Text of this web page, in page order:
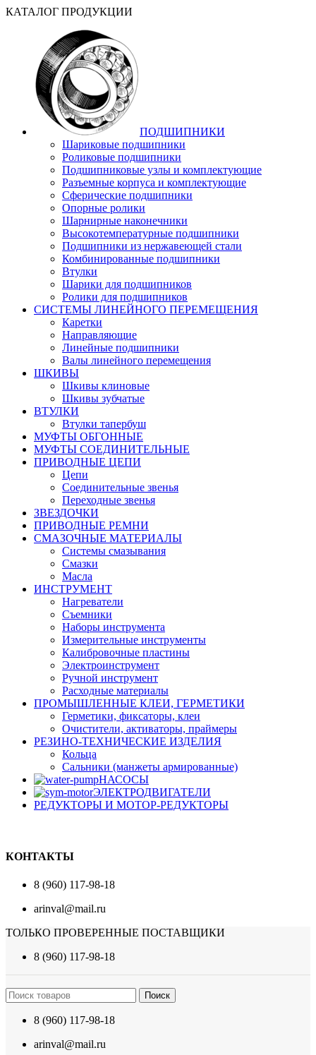
КАТАЛОГ ПРОДУКЦИИ
ПОДШИПНИКИ
Шариковые подшипники
Роликовые подшипники
Подшипниковые узлы и комплектующие
Разъемные корпуса и комплектующие
Сферические подшипники
Опорные ролики
Шарнирные наконечники
Высокотемпературные подшипники
Подшипники из нержавеющей стали
Комбинированные подшипники
Втулки
Шарики для подшипников
Ролики для подшипников
СИСТЕМЫ ЛИНЕЙНОГО ПЕРЕМЕЩЕНИЯ
Каретки
Направляющие
Линейные подшипники
Валы линейного перемещения
ШКИВЫ
Шкивы клиновые
Шкивы зубчатые
ВТУЛКИ
Втулки тапербуш
МУФТЫ ОБГОННЫЕ
МУФТЫ СОЕДИНИТЕЛЬНЫЕ
ПРИВОДНЫЕ ЦЕПИ
Цепи
Соединительные звенья
Переходные звенья
ЗВЕЗДОЧКИ
ПРИВОДНЫЕ РЕМНИ
СМАЗОЧНЫЕ МАТЕРИАЛЫ
Системы смазывания
Смазки
Масла
ИНСТРУМЕНТ
Нагреватели
Съемники
Наборы инструмента
Измерительные инструменты
Калибровочные пластины
Электроинструмент
Ручной инструмент
Расходные материалы
ПРОМЫШЛЕННЫЕ КЛЕИ, ГЕРМЕТИКИ
Герметики, фиксаторы, клеи
Очистители, активаторы, праймеры
РЕЗИНО-ТЕХНИЧЕСКИЕ ИЗДЕЛИЯ
Кольца
Сальники (манжеты армированные)
НАСОСЫ
ЭЛЕКТРОДВИГАТЕЛИ
РЕДУКТОРЫ И МОТОР-РЕДУКТОРЫ
КОНТАКТЫ
8 (960) 117-98-18
arinval@mail.ru
ТОЛЬКО ПРОВЕРЕННЫЕ ПОСТАВЩИКИ
8 (960) 117-98-18
Поиск
8 (960) 117-98-18
arinval@mail.ru